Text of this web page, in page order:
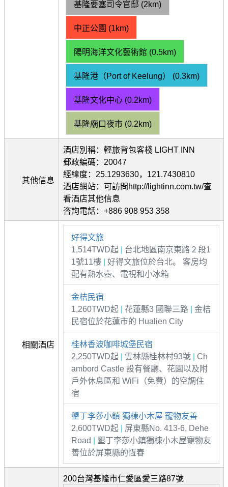
基隆要塞司令官邸 (2km)
中正公園 (1km)
陽明海洋文化藝術館 (0.5km)
基隆港（Port of Keelung） (0.3km)
基隆文化中心 (0.2km)
基隆廟口夜市 (0.2km)
其他信息
酒店別稱：輕旅背包客棧 LIGHT INN
郵政編碼：20047
經緯度：25.1293630，121.7430810
酒店網站：可訪問http://lightinn.com.tw/查
看酒店其他信息
咨詢電話：+886 908 953 358
相關酒店
好得文旅
1,514TWD起
台北地區南京東路２段1
1號11樓
好得文旅位於台北。 客房均
配有熱水壺、電視和小冰箱
金桔民宿
1,260TWD起
花蓮縣3 國聯三路
金桔
民宿位於花蓮市的 Hualien City
桂林香波咖啡城堡民宿
2,250TWD起
雲林縣桂林村93號
Ch
ambord Castle 設有餐廳、花園以及附
戶外休息區和 WiFi（免費）的空調住
宿
墾丁李莎小鎮 獨棟小木屋 寵物友善
2,600TWD起
屏東縣No. 413-6, Dehe
Road
墾丁李莎小鎮獨棟小木屋寵物友
善位於屏東縣的恆春
200台灣基隆市仁愛區愛三路87號